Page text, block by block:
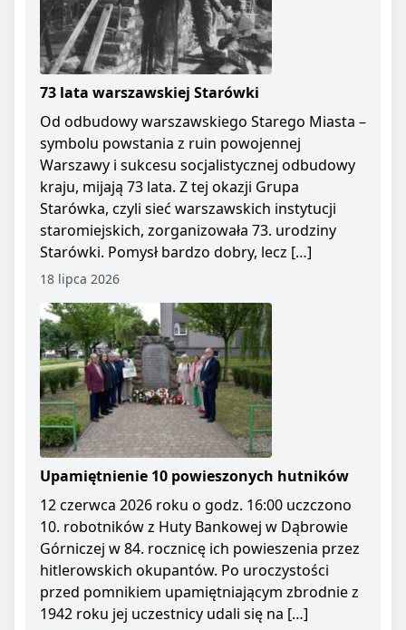
73 lata warszawskiej Starówki
Od odbudowy warszawskiego Starego Miasta –
symbolu powstania z ruin powojennej
Warszawy i sukcesu socjalistycznej odbudowy
kraju, mijają 73 lata. Z tej okazji Grupa
Starówka, czyli sieć warszawskich instytucji
staromiejskich, zorganizowała 73. urodziny
Starówki. Pomysł bardzo dobry, lecz […]
18 lipca 2026
Upamiętnienie 10 powieszonych hutników
12 czerwca 2026 roku o godz. 16:00 uczczono
10. robotników z Huty Bankowej w Dąbrowie
Górniczej w 84. rocznicę ich powieszenia przez
hitlerowskich okupantów. Po uroczystości
przed pomnikiem upamiętniającym zbrodnie z
1942 roku jej uczestnicy udali się na […]